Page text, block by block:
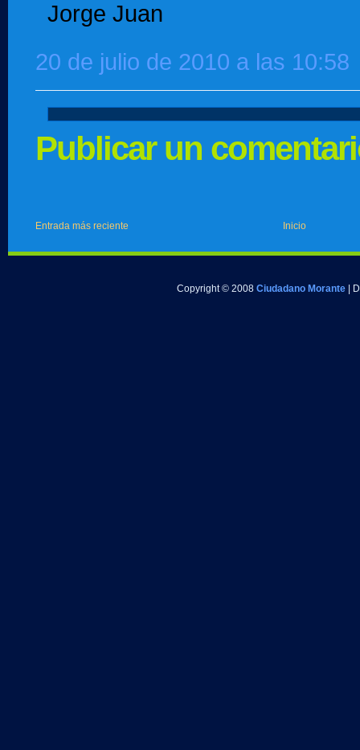
Jorge Juan
20 de julio de 2010 a las 10:58
Publicar un
Entrada más reciente Inicio
Copyright © 2008 Ciudadano Morante |